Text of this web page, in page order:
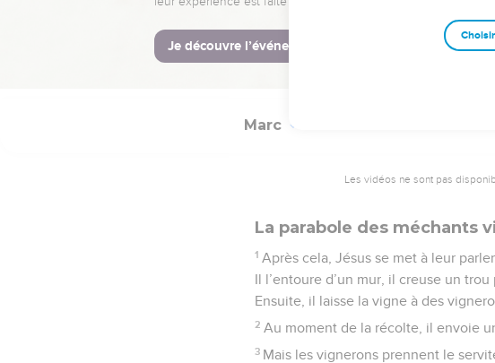
dis pas de quel droit je fais ces choses.
© Société biblique française – Bibli’O, 2000,
Marc
Les vidéos ne sont pas
La parabole des méchants
1 Après cela, Jésus se met à leur
Il l’entoure d’un mur, il creuse un
Ensuite, il laisse la vigne à des
2 Au moment de la récolte, il envoie
3 Mais les vignerons prennent le